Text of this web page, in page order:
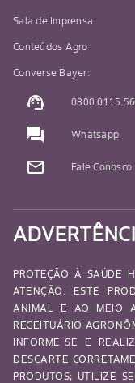
Sala de Imprensa
Conteúdos Agro
Converse Bayer:
support_agent 0800 0115
question_answer Whatsapp
mail_outline Fale Conosco
PROTEÇÃO À SAÚDE
ATENÇÃO: ESTE
ANIMAL E AO MEIO
RECEITUÁRIO
INFORME-SE E
DESCARTE
PRODUTOS; UTILIZE